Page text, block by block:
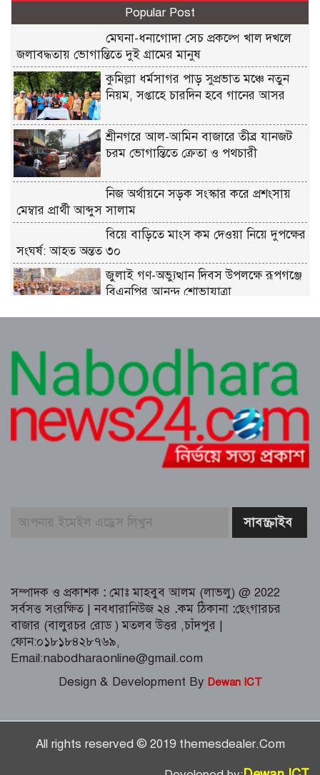
Popular Post
মেঘনা-ধনাগোদা সেচ প্রকল্পে খাল দখলে
জলাবদ্ধতায় ভোগান্তিতে দুই গ্রামের মানুষ
কুমিল্লা ধর্মসাগর পাড় সুপ্রভাত মঞ্চে নতুন
নিয়ম, সপ্তাহে চারদিন হবে গানের আসর
শ্রীনগরে আল-আমিন বাজারে তীব্র যানজট
চরম ভোগান্তিতে ক্রেতা ও পথচারী
নিজ অর্থায়নে সড়ক সংস্কার করে প্রশংসায়
মেম্বার প্রার্থী আব্দুস সালাম
বিয়ে বাড়িতে মাংস কম দেওয়া নিয়ে দুপক্ষের
সংঘর্ষ: আহত অন্তত ৩০ ​
জুলাই গণ-অভ্যুত্থান দিবস উপলক্ষে রূপগঞ্জে
বিএনপির আনন্দ শোভাযাত্রা
প্রতিদিনই ইতিহাস লিখছে কুমিল্লার সুপ্রভাত
মঞ্চ
ত্রিশালে পরিচ্ছন্নতা সচেতনতায় ‘ক্লিন ত্রিশাল-
ক্লিন ময়মনসিংহ’ ক্যাম্পেইন
কুমিল্লায় সোহান হত্যা মামলায় বৃদ্ধ মিজানুর
রহমানের যাবজ্জীবন কারাদণ্ড।। ছেলে
জুলাই গণঅভ্যুত্থান উপলক্ষে ত্রিশালে আহত
যোদ্ধা ও নিহত পরিবারের সংবর্ধনা
সম্পাদক ও প্রকাশক : মোঃ মাহবুব আলম (লাভলু) @ 2022
সর্বসত্ত সংরক্ষিত | নবধারানিউজ ২৪ .কম ঠিকানা :ছেংগারচর
বাজার (বালুরচর রোড ) মতলব উত্তর ,চাঁদপুর |
ফোন:০১৮১৮৪২৮৭৬৯,
Email:nabodharaonline@gmail.com
Design & Development By Dewan ICT
All rights reserved © 2019 themesdealer.Com